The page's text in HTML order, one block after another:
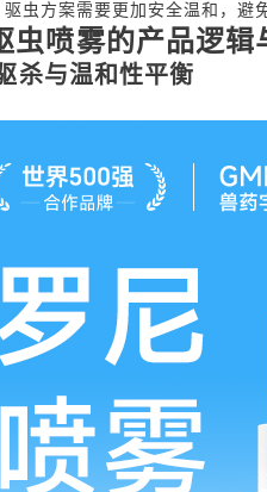
驱虫方案需要更加安全温和，避
虫喷雾的产品逻辑
杀与温和性平衡